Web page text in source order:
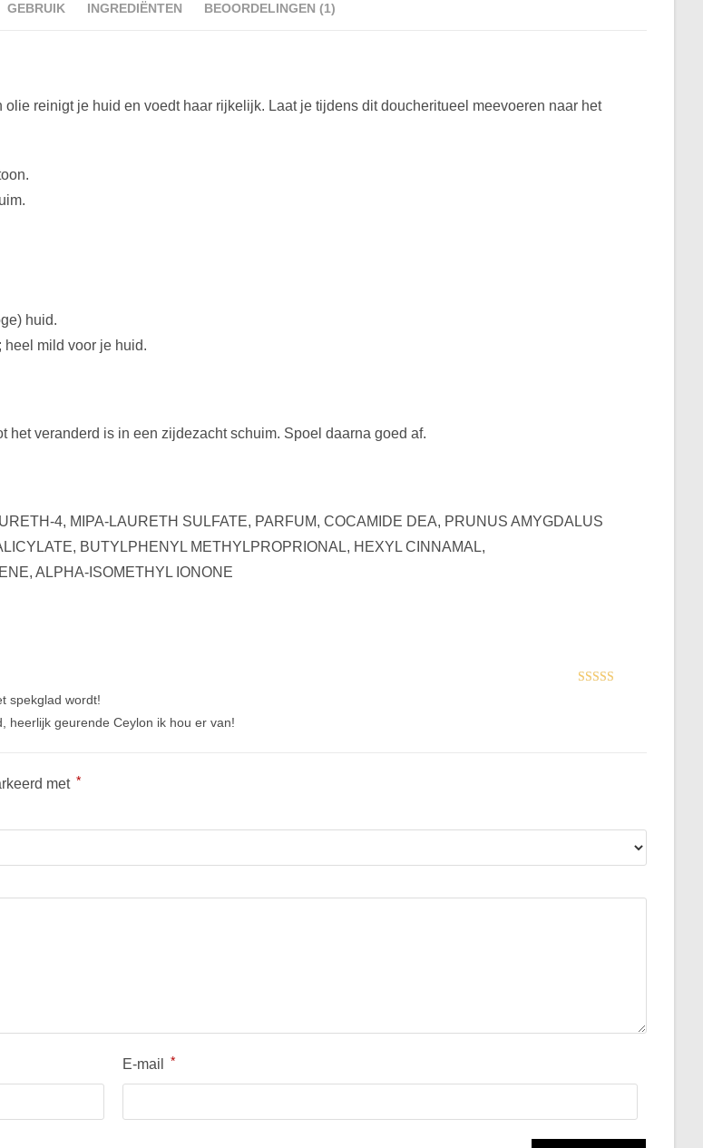
GEBRUIK INGREDIËNTEN BEOORDELINGEN (1)
reinigt je huid en voedt haar rijkelijk. Laat je tijdens dit doucheritueel meevoeren naar het
huid.
mild voor je huid.
veranderd is in een zijdezacht schuim. Spoel daarna goed af.
4, MIPA-LAURETH SULFATE, PARFUM, COCAMIDE DEA, PRUNUS AMYGDALUS
BUTYLPHENYL METHYLPROPRIONAL, HEXYL CINNAMAL,
ALPHA-ISOMETHYL IONONE
spekglad wordt!
heerlijk geurende Ceylon ik hou er van!
met *
E-mail *